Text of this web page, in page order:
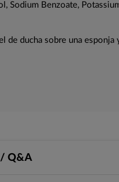
Sodium Benzoate,
de ducha sobre una esponja
/ Q&A